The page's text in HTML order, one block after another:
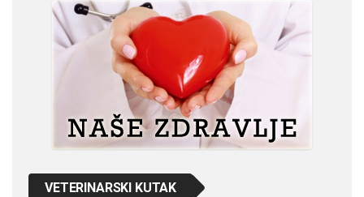
VETERINARSKI KUTAK